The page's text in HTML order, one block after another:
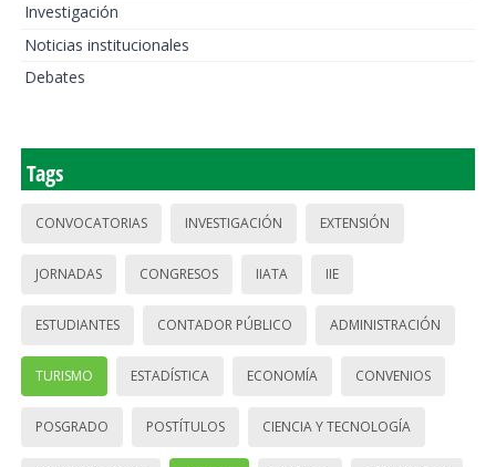
Investigación
Noticias institucionales
Debates
Tags
CONVOCATORIAS INVESTIGACIÓN EXTENSIÓN
JORNADAS CONGRESOS IIATA IIE
ESTUDIANTES CONTADOR PÚBLICO ADMINISTRACIÓN
TURISMO ESTADÍSTICA ECONOMÍA CONVENIOS
POSGRADO POSTÍTULOS CIENCIA Y TECNOLOGÍA